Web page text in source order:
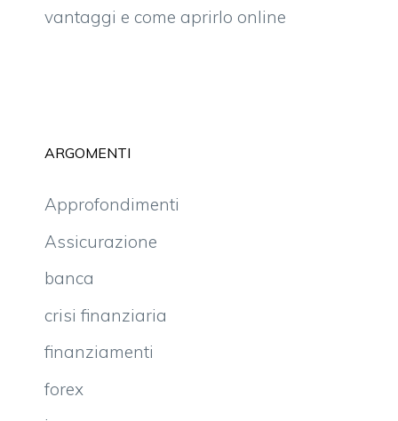
vantaggi e come aprirlo online
ARGOMENTI
Approfondimenti
Assicurazione
banca
crisi finanziaria
finanziamenti
forex